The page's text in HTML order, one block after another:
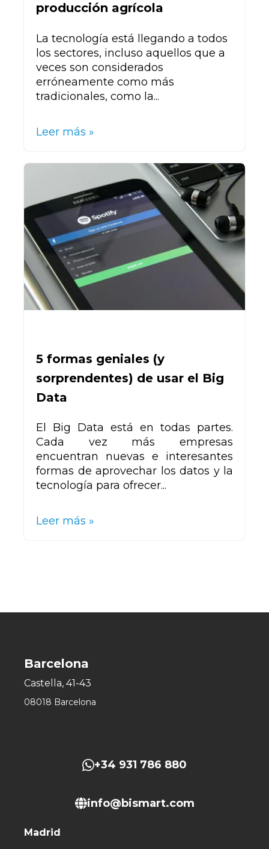
producción agrícola
La tecnología está llegando a todos
los sectores, incluso aquellos que a
veces son considerados
erróneamente como más
tradicionales, como la...
Leer más »
5 formas geniales (y
sorprendentes) de usar el Big
Data
El Big Data está en todas partes.
Cada vez más empresas
encuentran nuevas e interesantes
formas de aprovechar los datos y la
tecnología para ofrecer...
Leer más »
Barcelona
Castella, 41-43
08018 Barcelona
+34 931 786 880
info@bismart.com
Madrid